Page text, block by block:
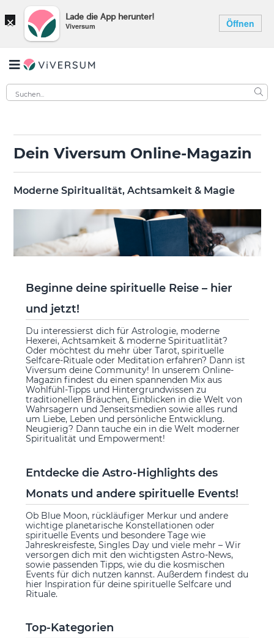
× Lade die App herunter!
Viversum Öffnen
Dein Viversum Online-Magazin
Moderne Spiritualität, Achtsamkeit & Magie
Beginne deine spirituelle Reise – hier
und jetzt!
Du interessierst dich für Astrologie, moderne
Hexerei, Achtsamkeit & moderne Spirituatlität?
Oder möchtest du mehr über Tarot, spirituelle
Selfcare-Rituale oder Meditation erfahren? Dann ist
Viversum deine Community! In unserem Online-
Magazin findest du einen spannenden Mix aus
Wohlfühl-Tipps und Hintergrundwissen zu
traditionellen Bräuchen, Einblicken in die Welt von
Wahrsagern und Jenseitsmedien sowie alles rund
um Liebe, Leben und persönliche Entwicklung.
Neugierig? Dann tauche ein in die Welt moderner
Spiritualität und Empowerment!
Entdecke die Astro-Highlights des
Monats und andere spirituelle Events!
Ob Blue Moon, rückläufiger Merkur und andere
wichtige planetarische Konstellationen oder
spirituelle Events und besondere Tage wie
Jahreskreisfeste, Singles Day und viele mehr – Wir
versorgen dich mit den wichtigsten Astro-News,
sowie passenden Tipps, wie du die kosmischen
Events für dich nutzen kannst. Außerdem findest du
hier Inspiration für deine spirituelle Selfcare und
Rituale.
Top-Kategorien